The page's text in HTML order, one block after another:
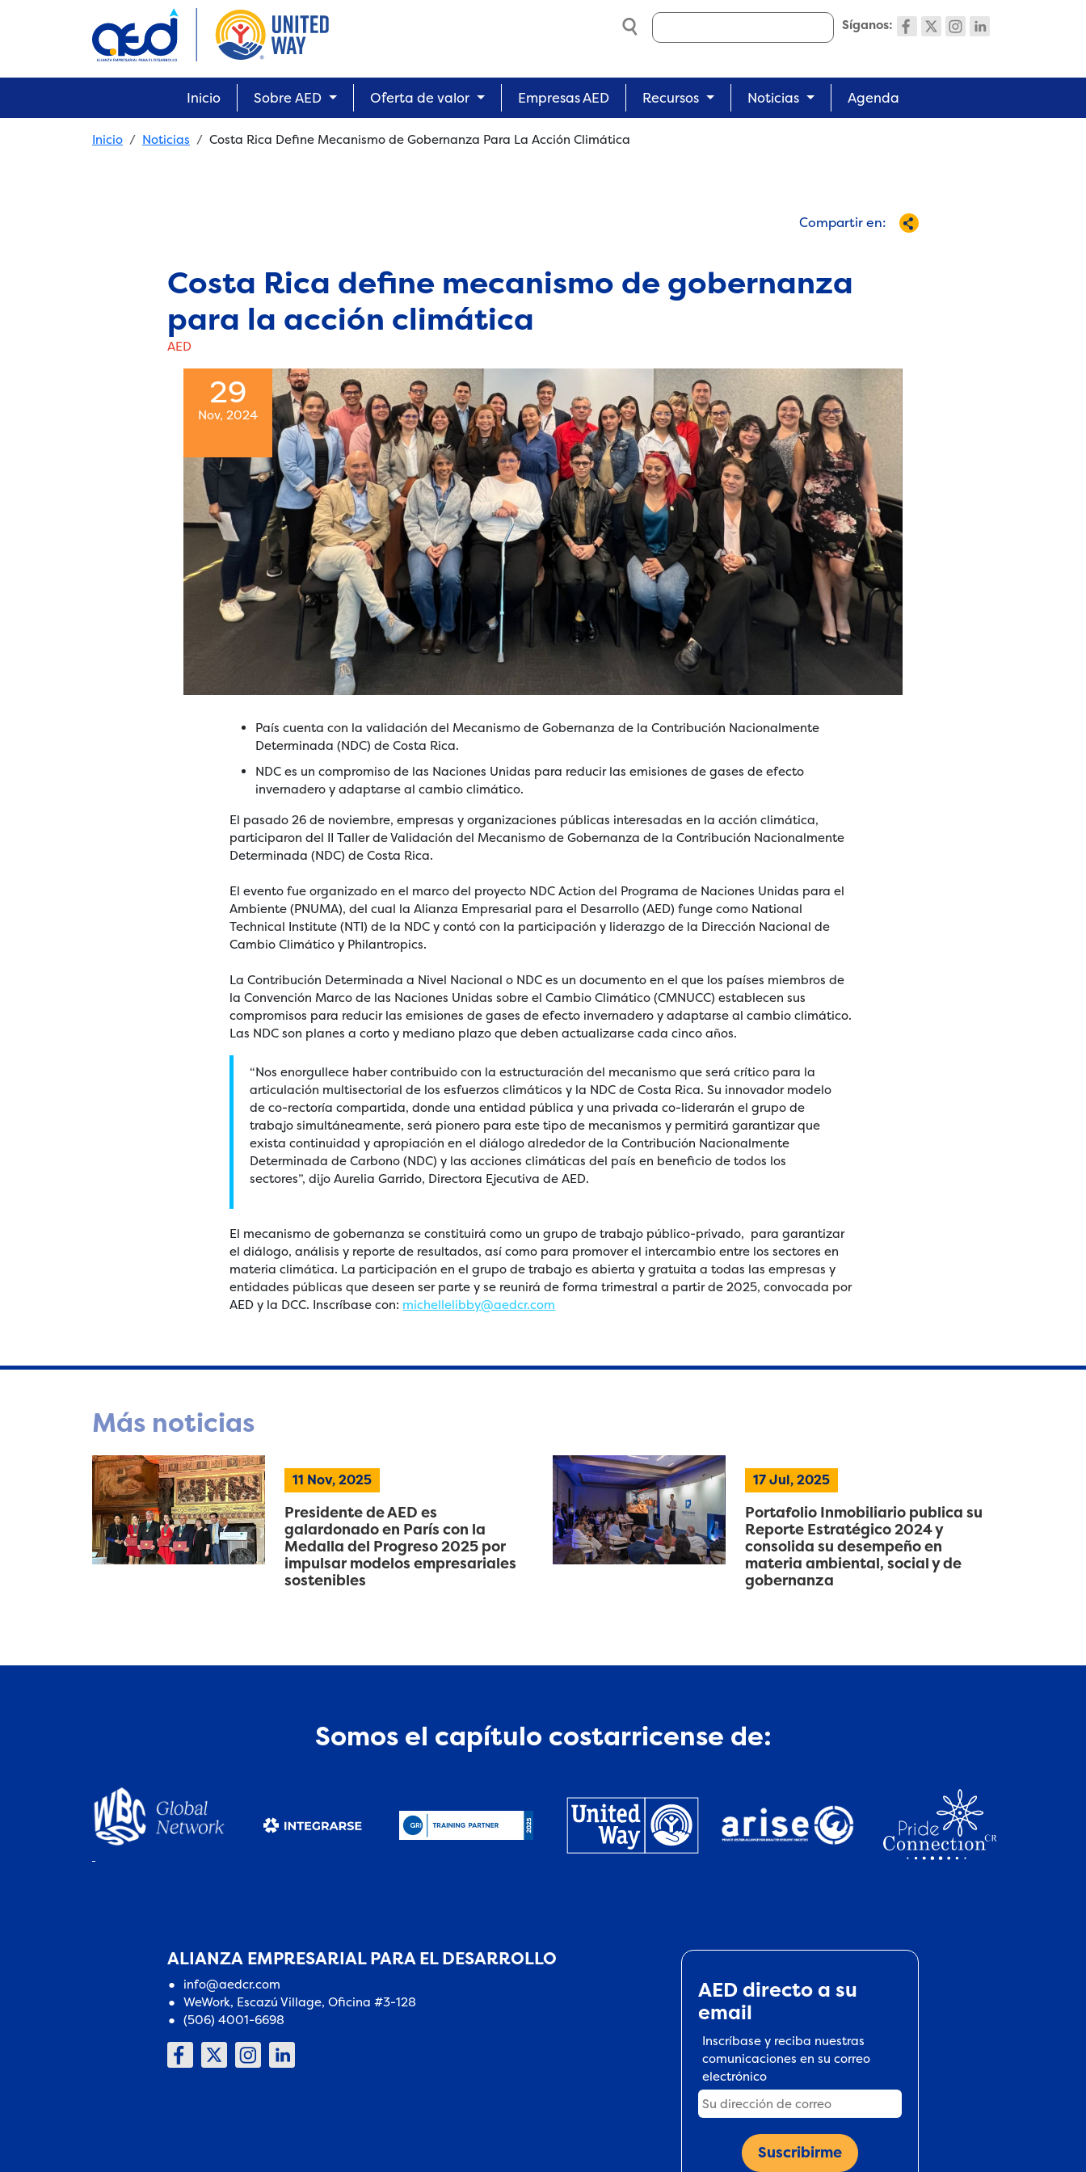
Síganos:
Search
Main navigation
Inicio Sobre AED Oferta de valor Empresas AED Recursos Noticias Agenda
Breadcrumb
Inicio Noticias Costa Rica Define Mecanismo de Gobernanza Para La Acción Climática
Compartir en:
Costa Rica define mecanismo de gobernanza
para la acción climática
AED
29
Nov, 2024
País cuenta con la validación del Mecanismo de Gobernanza de la Contribución Nacionalmente
Determinada (NDC) de Costa Rica.
NDC es un compromiso de las Naciones Unidas para reducir las emisiones de gases de efecto
invernadero y adaptarse al cambio climático.
El pasado 26 de noviembre, empresas y organizaciones públicas interesadas en la acción climática,
participaron del II Taller de Validación del Mecanismo de Gobernanza de la Contribución Nacionalmente
Determinada (NDC) de Costa Rica.
El evento fue organizado en el marco del proyecto NDC Action del Programa de Naciones Unidas para el
Ambiente (PNUMA), del cual la Alianza Empresarial para el Desarrollo (AED) funge como National
Technical Institute (NTI) de la NDC y contó con la participación y liderazgo de la Dirección Nacional de
Cambio Climático y Philantropics.
La Contribución Determinada a Nivel Nacional o NDC es un documento en el que los países miembros de
la Convención Marco de las Naciones Unidas sobre el Cambio Climático (CMNUCC) establecen sus
compromisos para reducir las emisiones de gases de efecto invernadero y adaptarse al cambio climático.
Las NDC son planes a corto y mediano plazo que deben actualizarse cada cinco años.
“Nos enorgullece haber contribuido con la estructuración del mecanismo que será crítico para la
articulación multisectorial de los esfuerzos climáticos y la NDC de Costa Rica. Su innovador modelo
de co-rectoría compartida, donde una entidad pública y una privada co-liderarán el grupo de
trabajo simultáneamente, será pionero para este tipo de mecanismos y permitirá garantizar que
exista continuidad y apropiación en el diálogo alrededor de la Contribución Nacionalmente
Determinada de Carbono (NDC) y las acciones climáticas del país en beneficio de todos los
sectores”, dijo Aurelia Garrido, Directora Ejecutiva de AED.
El mecanismo de gobernanza se constituirá como un grupo de trabajo público-privado, para garantizar
el diálogo, análisis y reporte de resultados, así como para promover el intercambio entre los sectores en
materia climática. La participación en el grupo de trabajo es abierta y gratuita a todas las empresas y
entidades públicas que deseen ser parte y se reunirá de forma trimestral a partir de 2025, convocada por
AED y la DCC. Inscríbase con: michellelibby@aedcr.com
Más noticias
11 Nov, 2025
Presidente de AED es
galardonado en París con la
Medalla del Progreso 2025 por
impulsar modelos empresariales
sostenibles
17 Jul, 2025
Portafolio Inmobiliario publica su
Reporte Estratégico 2024 y
consolida su desempeño en
materia ambiental, social y de
gobernanza
Somos el capítulo costarricense de:
ALIANZA EMPRESARIAL PARA EL DESARROLLO
info@aedcr.com
WeWork, Escazú Village, Oficina #3-128
(506) 4001-6698
AED directo a su
email
Inscríbase y reciba nuestras
comunicaciones en su correo
electrónico